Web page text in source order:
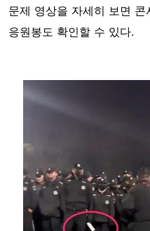
문제 영상을 자세히 보면
응원봉도 확인할 수 있다.
Image